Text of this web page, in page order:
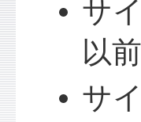
サ
以前
サ